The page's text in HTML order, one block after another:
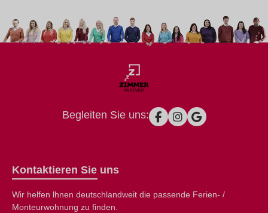
Begleiten Sie uns:
Kontaktieren Sie uns
Wir helfen lhnen deutschlandweit die passende Ferien- /
Monteurwohnung zu finden.